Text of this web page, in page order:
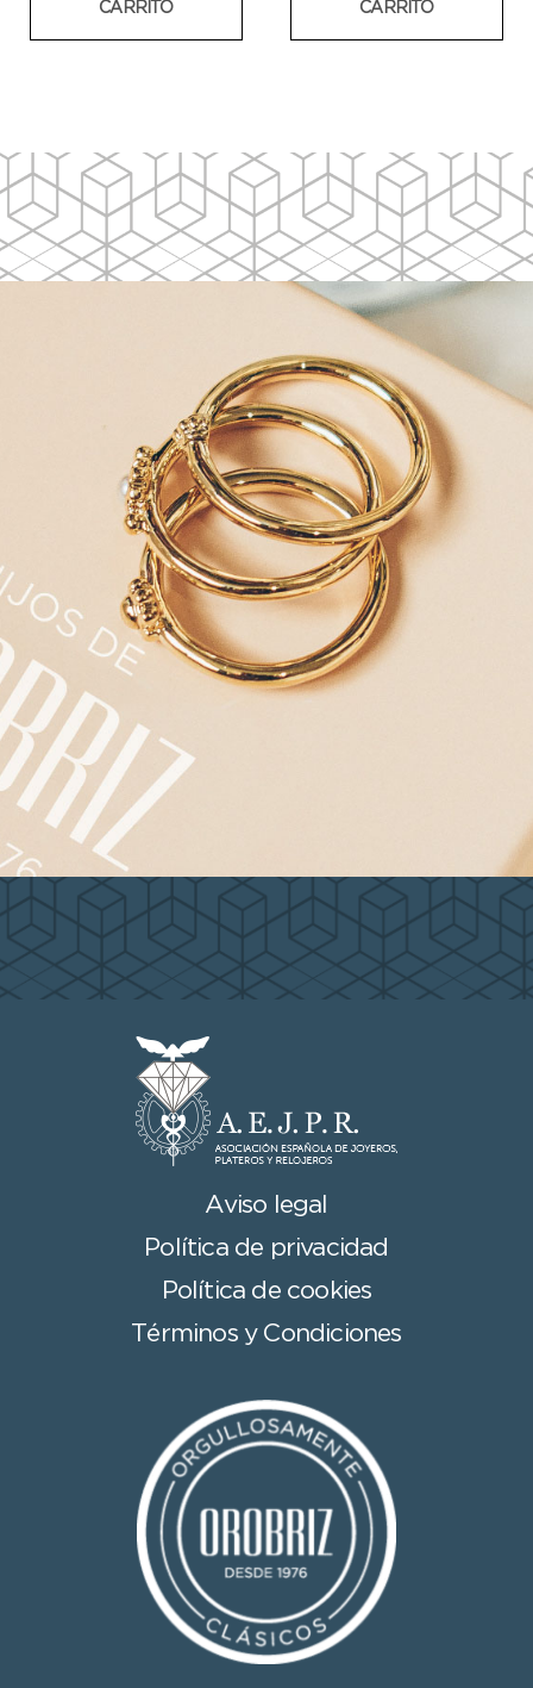
CARRITO CARRITO
Aviso legal
Política de privacidad
Política de cookies
Términos y Condiciones